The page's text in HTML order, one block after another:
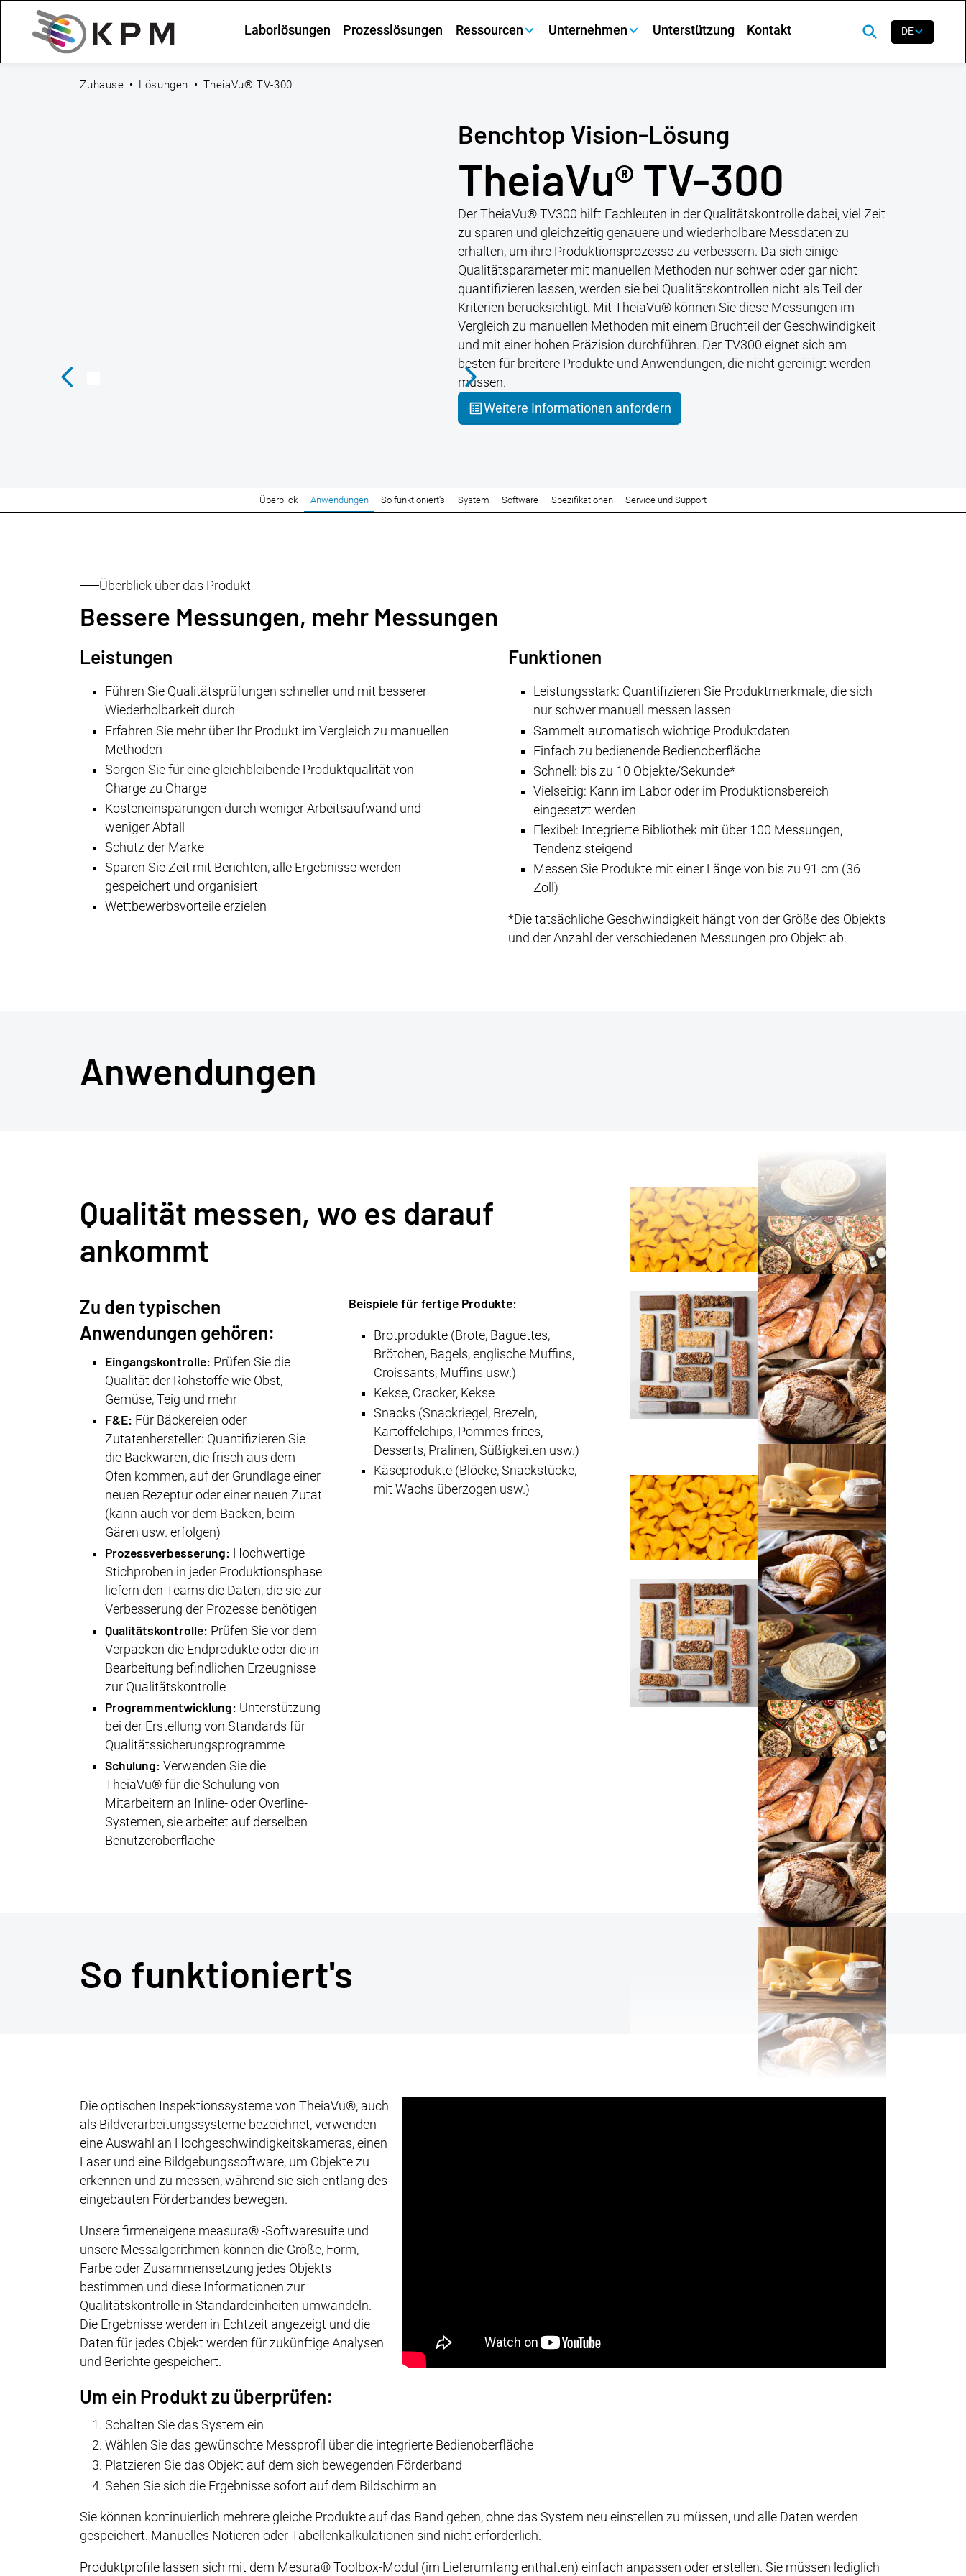
Laborlösungen Prozesslösungen Ressourcen Unternehmen Unterstützung Kontakt DE
Zuhause Lösungen TheiaVu® TV-300
Benchtop Vision-Lösung
TheiaVu® TV-300
Der TheiaVu® TV300 hilft Fachleuten in der Qualitätskontrolle dabei, viel Zeit
zu sparen und gleichzeitig genauere und wiederholbare Messdaten zu
erhalten, um ihre Produktionsprozesse zu verbessern. Da sich einige
Qualitätsparameter mit manuellen Methoden nur schwer oder gar nicht
quantifizieren lassen, werden sie bei Qualitätskontrollen nicht als Teil der
Kriterien berücksichtigt. Mit TheiaVu® können Sie diese Messungen im
Vergleich zu manuellen Methoden mit einem Bruchteil der Geschwindigkeit
und mit einer hohen Präzision durchführen. Der TV300 eignet sich am
besten für breitere Produkte und Anwendungen, die nicht gereinigt werden
müssen.
Weitere Informationen anfordern
Überblick Anwendungen So funktioniert's System Software Spezifikationen Service und Support
Überblick über das Produkt
Bessere Messungen, mehr Messungen
Leistungen
Führen Sie Qualitätsprüfungen schneller und mit besserer
Wiederholbarkeit durch
Erfahren Sie mehr über Ihr Produkt im Vergleich zu manuellen
Methoden
Sorgen Sie für eine gleichbleibende Produktqualität von
Charge zu Charge
Kosteneinsparungen durch weniger Arbeitsaufwand und
weniger Abfall
Schutz der Marke
Sparen Sie Zeit mit Berichten, alle Ergebnisse werden
gespeichert und organisiert
Wettbewerbsvorteile erzielen
Funktionen
Leistungsstark: Quantifizieren Sie Produktmerkmale, die sich
nur schwer manuell messen lassen
Sammelt automatisch wichtige Produktdaten
Einfach zu bedienende Bedienoberfläche
Schnell: bis zu 10 Objekte/Sekunde*
Vielseitig: Kann im Labor oder im Produktionsbereich
eingesetzt werden
Flexibel: Integrierte Bibliothek mit über 100 Messungen,
Tendenz steigend
Messen Sie Produkte mit einer Länge von bis zu 91 cm (36
Zoll)
*Die tatsächliche Geschwindigkeit hängt von der Größe des Objekts
und der Anzahl der verschiedenen Messungen pro Objekt ab.
Anwendungen
Qualität messen, wo es darauf
ankommt
Zu den typischen
Anwendungen gehören:
Eingangskontrolle: Prüfen Sie die
Qualität der Rohstoffe wie Obst,
Gemüse, Teig und mehr
F&E: Für Bäckereien oder
Zutatenhersteller: Quantifizieren Sie
die Backwaren, die frisch aus dem
Ofen kommen, auf der Grundlage einer
neuen Rezeptur oder einer neuen Zutat
(kann auch vor dem Backen, beim
Gären usw. erfolgen)
Prozessverbesserung: Hochwertige
Stichproben in jeder Produktionsphase
liefern den Teams die Daten, die sie zur
Verbesserung der Prozesse benötigen
Qualitätskontrolle: Prüfen Sie vor dem
Verpacken die Endprodukte oder die in
Bearbeitung befindlichen Erzeugnisse
zur Qualitätskontrolle
Programmentwicklung: Unterstützung
bei der Erstellung von Standards für
Qualitätssicherungsprogramme
Schulung: Verwenden Sie die
TheiaVu® für die Schulung von
Mitarbeitern an Inline- oder Overline-
Systemen, sie arbeitet auf derselben
Benutzeroberfläche
Beispiele für fertige Produkte:
Brotprodukte (Brote, Baguettes,
Brötchen, Bagels, englische Muffins,
Croissants, Muffins usw.)
Kekse, Cracker, Kekse
Snacks (Snackriegel, Brezeln,
Kartoffelchips, Pommes frites,
Desserts, Pralinen, Süßigkeiten usw.)
Käseprodukte (Blöcke, Snackstücke,
mit Wachs überzogen usw.)
So funktioniert's
Die optischen Inspektionssysteme von TheiaVu®, auch
als Bildverarbeitungssysteme bezeichnet, verwenden
eine Auswahl an Hochgeschwindigkeitskameras, einen
Laser und eine Bildgebungssoftware, um Objekte zu
erkennen und zu messen, während sie sich entlang des
eingebauten Förderbandes bewegen.
Unsere firmeneigene measura® -Softwaresuite und
unsere Messalgorithmen können die Größe, Form,
Farbe oder Zusammensetzung jedes Objekts
bestimmen und diese Informationen zur
Qualitätskontrolle in Standardeinheiten umwandeln.
Die Ergebnisse werden in Echtzeit angezeigt und die
Daten für jedes Objekt werden für zukünftige Analysen
und Berichte gespeichert.
Um ein Produkt zu überprüfen:
Schalten Sie das System ein
Wählen Sie das gewünschte Messprofil über die integrierte Bedienoberfläche
Platzieren Sie das Objekt auf dem sich bewegenden Förderband
Sehen Sie sich die Ergebnisse sofort auf dem Bildschirm an
Sie können kontinuierlich mehrere gleiche Produkte auf das Band geben, ohne das System neu einstellen zu müssen, und alle Daten werden
gespeichert. Manuelles Notieren oder Tabellenkalkulationen sind nicht erforderlich.
Produktprofile lassen sich mit dem Mesura® Toolbox-Modul (im Lieferumfang enthalten) einfach anpassen oder erstellen. Sie müssen lediglich